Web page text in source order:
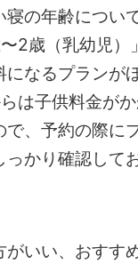
寝の年齢につい
2歳（乳幼児）
なるプランが
は子供料金が
で、予約の際に
っかり確認して
がいい、おすす